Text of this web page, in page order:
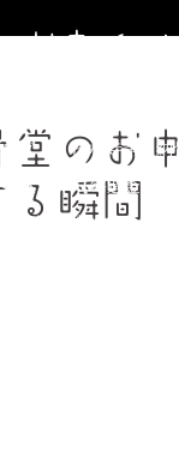
お寺イ
グ 円相寺第２納
室
【毎週金曜】
副住職のプロフィール
のお
る瞬間